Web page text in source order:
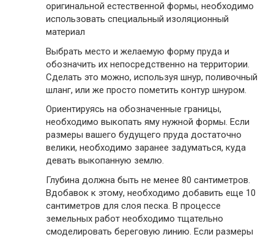
оригинальной естественной формы, необходимо
использовать специальный изоляционный
материал
Выбрать место и желаемую форму пруда и
обозначить их непосредственно на территории.
Сделать это можно, используя шнур, поливочный
шланг, или же просто пометить контур шнуром.
Ориентируясь на обозначенные границы,
необходимо выкопать яму нужной формы. Если
размеры вашего будущего пруда достаточно
велики, необходимо заранее задуматься, куда
девать выкопанную землю.
Глубина должна быть не менее 80 сантиметров.
Вдобавок к этому, необходимо добавить еще 10
сантиметров для слоя песка. В процессе
земельных работ необходимо тщательно
смоделировать береговую линию. Если размеры